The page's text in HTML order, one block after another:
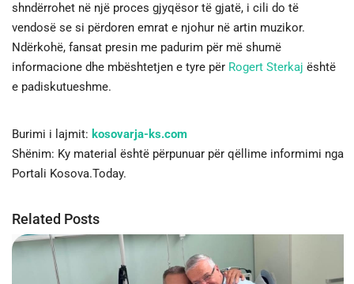
shndërrohet në një proces gjyqësor të gjatë, i cili do të
vendosë se si përdoren emrat e njohur në artin muzikor.
Ndërkohë, fansat presin me padurim për më shumë
informacione dhe mbështetjen e tyre për Rogert Sterkaj është
e padiskutueshme.
Burimi i lajmit: kosovarja-ks.com
Shënim: Ky material është përpunuar për qëllime informimi nga
Portali Kosova.Today.
Related Posts